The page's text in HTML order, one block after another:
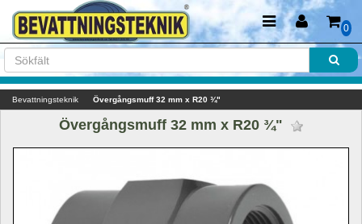
0
Bevattningsteknik Övergångsmuff 32 mm x R20 ¾"
Övergångsmuff 32 mm x R20 ¾"